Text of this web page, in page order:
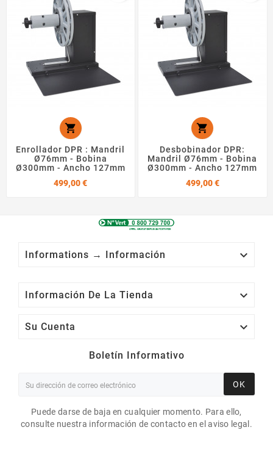

Enrollador DPR : Mandril
Ø76mm - Bobina
Ø300mm - Ancho 127mm
499,00 €Precio

Desbobinador DPR:
Mandril Ø76mm - Bobina
Ø300mm - Ancho 127mm
499,00 €Precio
Informations → Información 
Información De La Tienda 
Su Cuenta 
Boletín Informativo
OK
Puede darse de baja en cualquier momento. Para ello,
consulte nuestra información de contacto en el aviso legal.